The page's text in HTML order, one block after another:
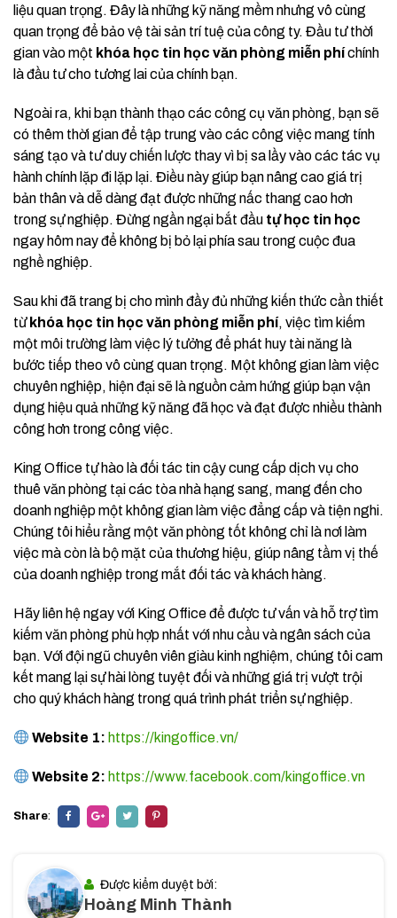
liệu quan trọng. Đây là những kỹ năng mềm nhưng vô cùng
quan trọng để bảo vệ tài sản trí tuệ của công ty. Đầu tư thời
gian vào một khóa học tin học văn phòng miễn phíchính
là đầu tư cho tương lai của chính bạn.
Ngoài ra, khi bạn thành thạo các công cụ văn phòng, bạn sẽ
có thêm thời gian để tập trung vào các công việc mang tính
sáng tạo và tư duy chiến lược thay vì bị sa lầy vào các tác vụ
hành chính lặp đi lặp lại. Điều này giúp bạn nâng cao giá trị
bản thân và dễ dàng đạt được những nấc thang cao hơn
trong sự nghiệp. Đừng ngần ngại bắt đầu tự học tin học
ngay hôm nay để không bị bỏ lại phía sau trong cuộc đua
nghề nghiệp.
Sau khi đã trang bị cho mình đầy đủ những kiến thức cần thiết
từ khóa học tin học văn phòng miễn phí, việc tìm kiếm
một môi trường làm việc lý tưởng để phát huy tài năng là
bước tiếp theo vô cùng quan trọng. Một không gian làm việc
chuyên nghiệp, hiện đại sẽ là nguồn cảm hứng giúp bạn vận
dụng hiệu quả những kỹ năng đã học và đạt được nhiều thành
công hơn trong công việc.
King Office tự hào là đối tác tin cậy cung cấp dịch vụ cho
thuê văn phòng tại các tòa nhà hạng sang, mang đến cho
doanh nghiệp một không gian làm việc đẳng cấp và tiện nghi.
Chúng tôi hiểu rằng một văn phòng tốt không chỉ là nơi làm
việc mà còn là bộ mặt của thương hiệu, giúp nâng tầm vị thế
của doanh nghiệp trong mắt đối tác và khách hàng.
Hãy liên hệ ngay với King Office để được tư vấn và hỗ trợ tìm
kiếm văn phòng phù hợp nhất với nhu cầu và ngân sách của
bạn. Với đội ngũ chuyên viên giàu kinh nghiệm, chúng tôi cam
kết mang lại sự hài lòng tuyệt đối và những giá trị vượt trội
cho quý khách hàng trong quá trình phát triển sự nghiệp.
Website 1: https://kingoffice.vn/
Website 2: https://www.facebook.com/kingoffice.vn
Share:
Được kiểm duyệt bởi:
Hoàng Minh Thành